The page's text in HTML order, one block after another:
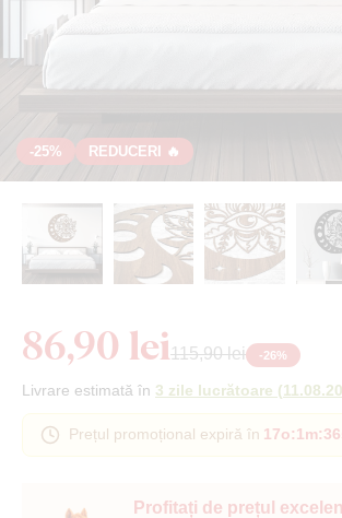
-25% REDUCERI 🔥
Profitați de prețul
86,90 lei115,90 lei -26%
Livrare estimată în 3 zile lucrătoare (
Prețul promoțional expiră în 17o:1m: